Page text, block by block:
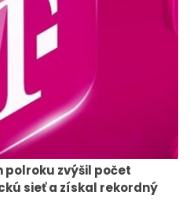
polroku zvýšil počet
sieť a získal rekordný